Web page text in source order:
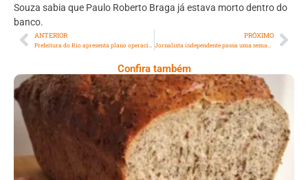
Souza sabia que Paulo Roberto Braga já estava morto dentro do
banco.
ANTERIOR PRÓXIMO
Confira também
Comer Bem: Pão Low Carb